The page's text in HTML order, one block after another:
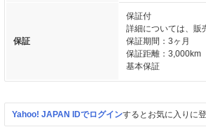
保証
保証付
詳細については、販
保証期間：3ヶ月
保証距離：3,000km
基本保証
Yahoo! JAPAN IDでログインするとお気に入りに